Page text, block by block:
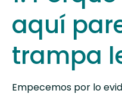
aquí
trampa
Empecemos por lo